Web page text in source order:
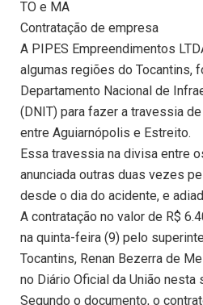
TO e MA
Contratação de empresa
A PIPES Empreendimentos
algumas regiões do Tocantins,
Departamento Nacional de
(DNIT) para fazer a travessia
entre Aguiarnópolis e Estreito.
Essa travessia na divisa entre
anunciada outras duas vezes
desde o dia do acidente, e
A contratação no valor de R$
na quinta-feira (9) pelo
Tocantins, Renan Bezerra de
no Diário Oficial da União nesta
Segundo o documento, o